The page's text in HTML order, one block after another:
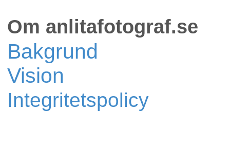
Om anlitafotograf.se
Bakgrund
Vision
Integritetspolicy